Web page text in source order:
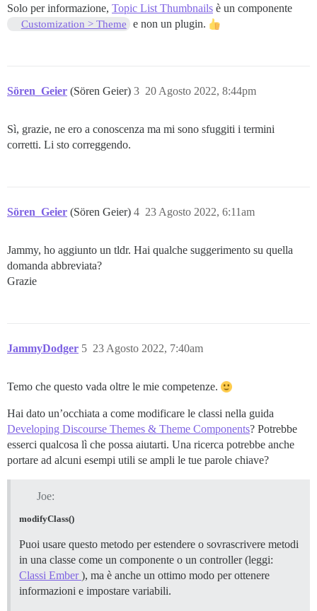
Solo per informazione, Topic List Thumbnails è un componente
Customization > Theme e non un plugin.
Sören_Geier (Sören Geier) 20 Agosto 2022, 8:44pm
3
Sì, grazie, ne ero a conoscenza ma mi sono sfuggiti i termini
corretti. Li sto correggendo.
Sören_Geier (Sören Geier) 23 Agosto 2022, 6:11am
4
Jammy, ho aggiunto un tldr. Hai qualche suggerimento su quella
domanda abbreviata?
Grazie
JammyDodger 23 Agosto 2022, 7:40am
5
Temo che questo vada oltre le mie competenze.
Hai dato un’occhiata a come modificare le classi nella guida
Developing Discourse Themes & Theme Components? Potrebbe
esserci qualcosa lì che possa aiutarti. Una ricerca potrebbe anche
portare ad alcuni esempi utili se ampli le tue parole chiave?
Joe:
modifyClass()
Puoi usare questo metodo per estendere o sovrascrivere metodi
in una classe come un componente o un controller (leggi:
Classi Ember), ma è anche un ottimo modo per ottenere
informazioni e impostare variabili.